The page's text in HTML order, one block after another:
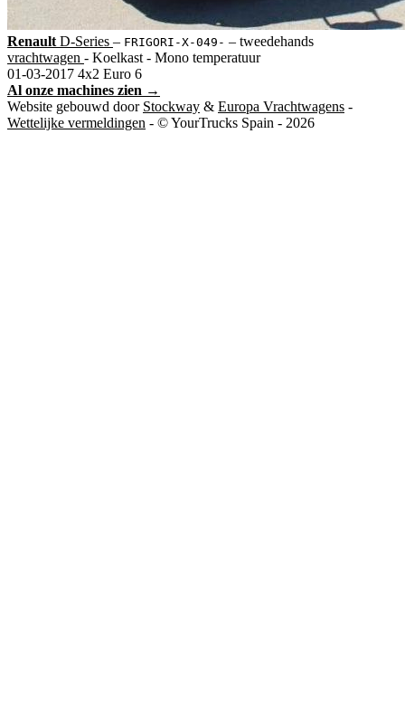
Renault D-Series ‒ FRIGORI-X-049- ‒ tweedehands
vrachtwagen - Koelkast - Mono temperatuur
01-03-2017 4x2 Euro 6
Al onze machines zien →
Website gebouwd door Stockway & Europa Vrachtwagens -
Wettelijke vermeldingen - © YourTrucks Spain - 2026